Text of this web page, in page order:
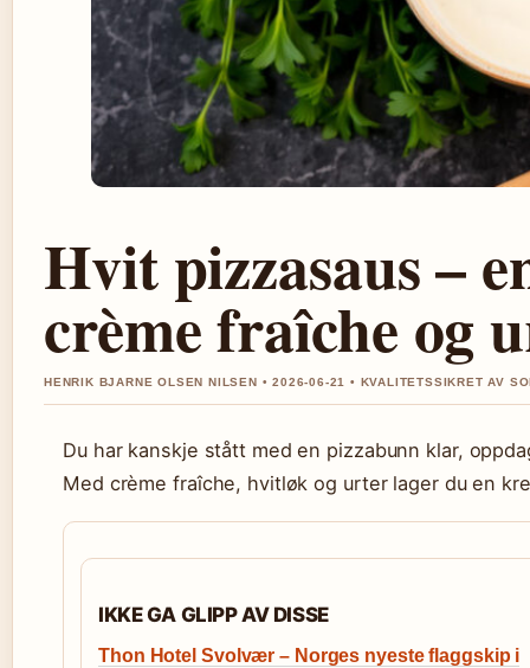
Hvit pizzasaus –
crème fraîche og
HENRIK BJARNE OLSEN NILSEN • 2026-06-21 • KVALITETSSIKRET AV
Du har kanskje stått med en pizzabunn klar,
Med crème fraîche, hvitløk og urter lager du en
IKKE GA GLIPP AV DISSE
Thon Hotel Svolvær – Norges nyeste flaggskip i